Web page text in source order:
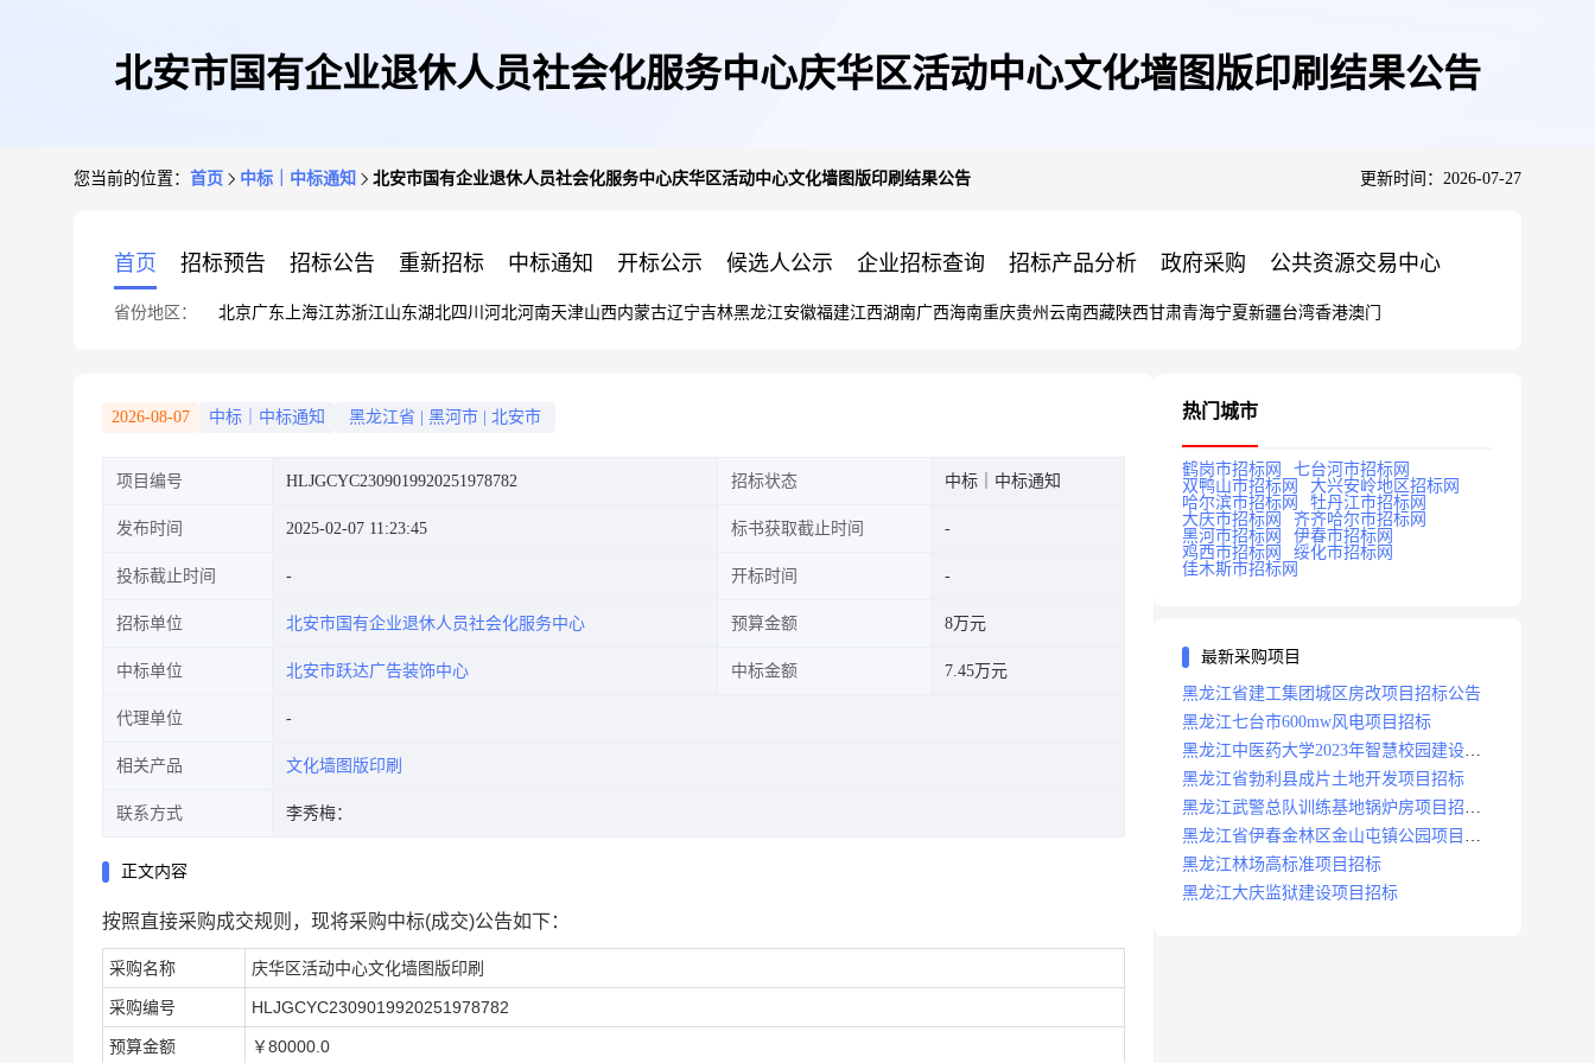
北安市国有企业退休人员社会化服务中心庆华区活动中心文化墙图版印刷结果公告
您当前的位置： 首页 中标｜中标通知 北安市国有企业退休人员社会化服务中心庆华区活动中心文化墙图版印刷结果公告 更新时间：2026-07-27
首页 招标预告 招标公告 重新招标 中标通知 开标公示 候选人公示 企业招标查询 招标产品分析 政府采购 公共资源交易中心
省份地区： 北京广东 上海江苏浙江山东湖北四川 河北河南天津山西内蒙古辽宁吉林黑龙江安徽福建江西湖南广西海南重庆贵州 云南西藏陕西甘肃青海宁夏新疆台湾香港澳门
2026-08-07 中标｜中标通知 黑龙江省 黑河市 北安市
项目编号 HLJGCYC2309019920251978782 招标状态 中标｜中标通知
发布时间 2025-02-07 11:23:45 标书获取截止时间
投标截止时间 开标时间
招标单位 北安市国有企业退休人员社会化服务中心 预算金额 8万元
中标单位 北安市跃达广告装饰中心 中标金额 7.45万元
代理单位
相关产品 文化墙图版印刷
联系方式 李秀梅：
正文内容
按照直接采购成交规则，现将采购中标(成交)公告如下：
采购名称 庆华区活动中心文化墙图版印刷
采购编号 HLJGCYC2309019920251978782
预算金额 ￥80000.0
热门城市
鹤岗市招标网
七台河市招标网
双鸭山市招标网
大兴安岭地区招标网
哈尔滨市招标网
牡丹江市招标网
大庆市招标网
齐齐哈尔市招标网
黑河市招标网
伊春市招标网
鸡西市招标网
绥化市招标网
佳木斯市招标网
最新采购项目
黑龙江省建工集团城区房改项目招标公告
黑龙江七台市600mw风电项目招标
黑龙江中医药大学2023年智慧校园建设项
目招标公告
黑龙江省勃利县成片土地开发项目招标
黑龙江武警总队训练基地锅炉房项目招标
公示
黑龙江省伊春金林区金山屯镇公园项目招
标公告
黑龙江林场高标准项目招标
黑龙江大庆监狱建设项目招标